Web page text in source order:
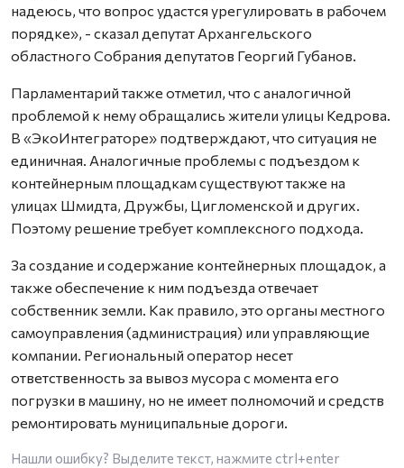
надеюсь, что вопрос удастся урегулировать в рабочем
порядке», - сказал депутат Архангельского
областного Собрания депутатов Георгий Губанов.
Парламентарий также отметил, что с аналогичной
проблемой к нему обращались жители улицы Кедрова.
В «ЭкоИнтеграторе» подтверждают, что ситуация не
единичная. Аналогичные проблемы с подъездом к
контейнерным площадкам существуют также на
улицах Шмидта, Дружбы, Цигломенской и других.
Поэтому решение требует комплексного подхода.
За создание и содержание контейнерных площадок, а
также обеспечение к ним подъезда отвечает
собственник земли. Как правило, это органы местного
самоуправления (администрация) или управляющие
компании. Региональный оператор несет
ответственность за вывоз мусора с момента его
погрузки в машину, но не имеет полномочий и средств
ремонтировать муниципальные дороги.
Нашли ошибку? Выделите текст, нажмите ctrl+enter